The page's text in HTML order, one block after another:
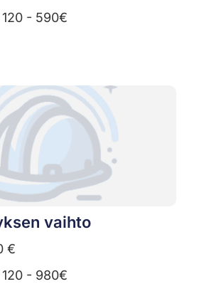
- 590€
vaihto
€
- 980€